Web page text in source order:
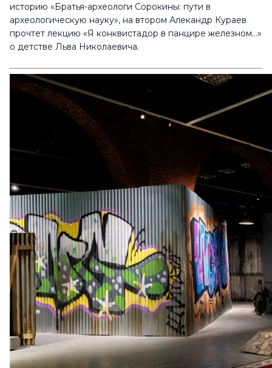
историю «Братья-археологи Сорокины: пути в
археологическую науку», на втором Алекандр Кураев
прочтет лекцию «Я конквистадор в панцире железном...»
о детстве Льва Николаевича.